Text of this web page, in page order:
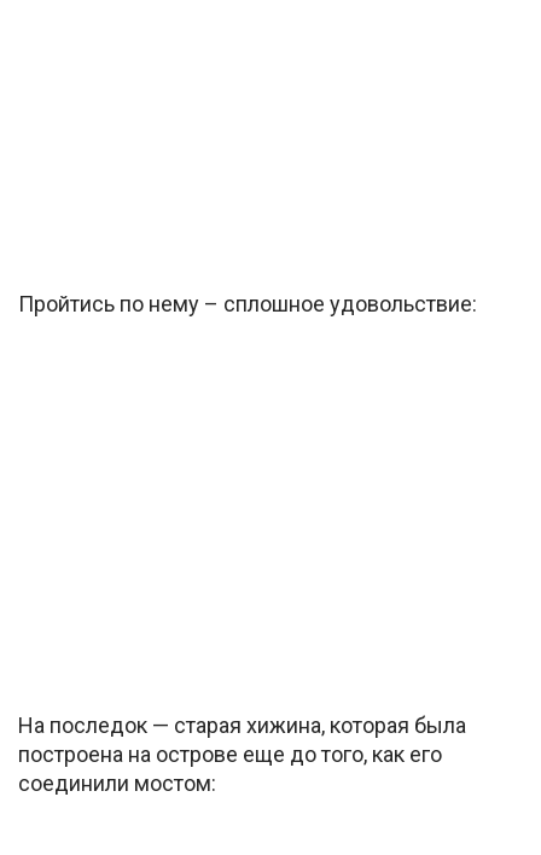
Пройтись по нему – сплошное удовольствие:
На последок — старая хижина, которая была
построена на острове еще до того, как его
соединили мостом: